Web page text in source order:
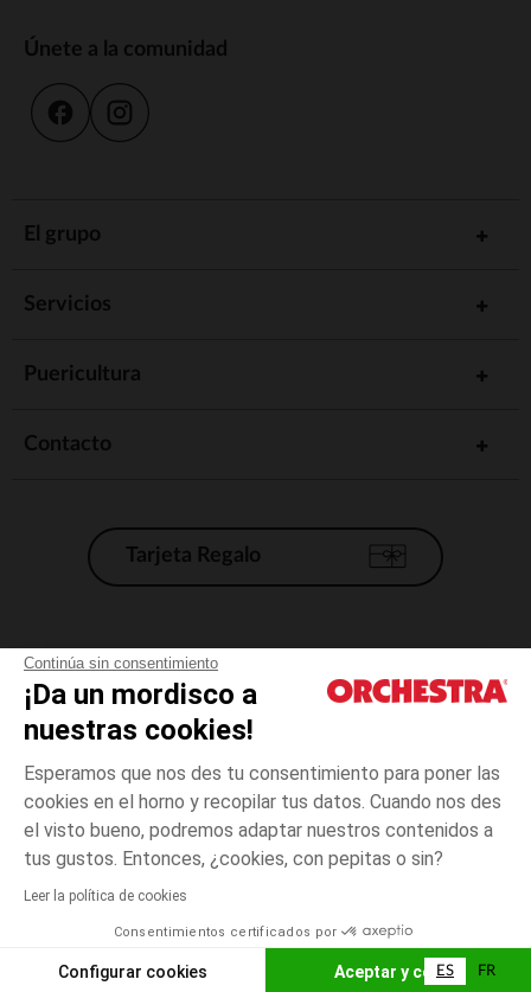
Continúa sin consentimiento
¡Da un mordisco a
nuestras cookies!
Esperamos que nos des tu consentimiento para poner las
cookies en el horno y recopilar tus datos. Cuando nos des
el visto bueno, podremos adaptar nuestros contenidos a
tus gustos. Entonces, ¿cookies, con pepitas o sin?
Leer la política de cookies
Consentimientos certificados por
Configurar cookies Aceptar y cerrar
6
meses
El pago medidante
AÑADIR A LA CESTA
Únete a la comunidad
El grupo
Servicios
Puericultura
Contacto
Tarjeta Regalo
Condiciones generales de venta
Aviso Legal
*Condiciones de las ofertas actuales
Gestión de las cookies
Accesibilidad: no conforme
Orchestra adhiere al código de ética de la Federación Francesa de comercio
electrónico y venta a distancia (FEVAD) y al sistema de mediación de
ES FR